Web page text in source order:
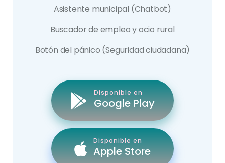
Asistente municipal (Chatbot)
Buscador de empleo y ocio rural
Botón del pánico (Seguridad ciudadana)
Disponible en
Google Play
Disponible en
Apple Store